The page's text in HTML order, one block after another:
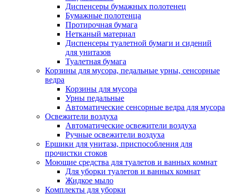
Диспенсеры бумажных полотенец
Бумажные полотенца
Протирочная бумага
Нетканый материал
Диспенсеры туалетной бумаги и сидений
для унитазов
Туалетная бумага
Корзины для мусора, педальные урны, сенсорные
ведра
Корзины для мусора
Урны педальные
Автоматические сенсорные ведра для мусора
Освежители воздуха
Автоматические освежители воздуха
Ручные освежители воздуха
Ершики для унитаза, приспособления для
прочистки стоков
Моющие средства для туалетов и ванных комнат
Для уборки туалетов и ванных комнат
Жидкое мыло
Комплекты для уборки